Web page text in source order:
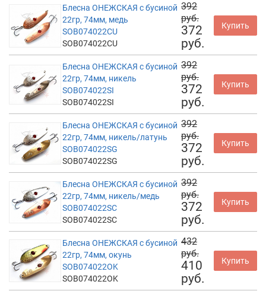
Блесна ОНЕЖСКАЯ с бусиной
22гр, 74мм, медь
SOB074022CU
SOB074022CU
392
руб.
372
руб.
Купить
Блесна ОНЕЖСКАЯ с бусиной
22гр, 74мм, никель
SOB074022SI
SOB074022SI
392
руб.
372
руб.
Купить
Блесна ОНЕЖСКАЯ с бусиной
22гр, 74мм, никель/латунь
SOB074022SG
SOB074022SG
392
руб.
372
руб.
Купить
Блесна ОНЕЖСКАЯ с бусиной
22гр, 74мм, никель/медь
SOB074022SC
SOB074022SC
392
руб.
372
руб.
Купить
Блесна ОНЕЖСКАЯ с бусиной
22гр, 74мм, окунь
SOB074022OK
SOB074022OK
432
руб.
410
руб.
Купить